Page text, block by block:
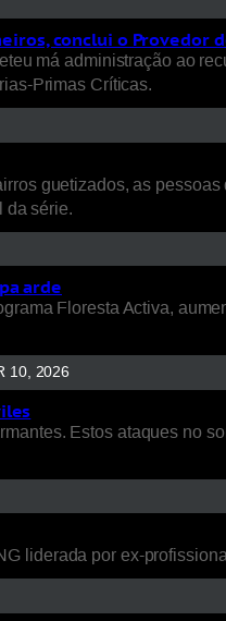
conclui o Provedor
má administração ao
Primas Críticas.
guetizados, as
da série.
arde
Floresta Activa,
10, 2026
Estos ataques no
liderada por ex-